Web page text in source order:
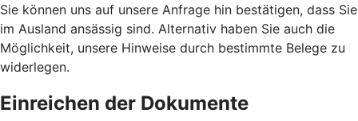
Sie können uns auf unsere Anfrage hin bestätigen, dass Sie
im Ausland ansässig sind. Alternativ haben Sie auch die
Möglichkeit, unsere Hinweise durch bestimmte Belege zu
widerlegen.
Einreichen der Dokumente